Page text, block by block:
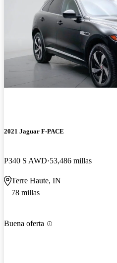
2021 Jaguar F-PACE
P340 S AWD 53,486 millas
Terre Haute, IN
78 millas
Buena oferta